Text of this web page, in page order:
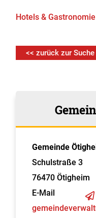
Hotels & Gastronomie
<< zurück zur Suche
Gemeinde
Schulstraße 3
76470 Ötigheim
E-Mail